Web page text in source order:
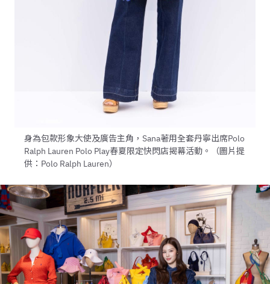
身為包款形象大使及廣告主角，Sana著用全套丹寧出席Polo
Ralph Lauren Polo Play春夏限定快閃店揭幕活動。（圖片提
供：Polo Ralph Lauren）